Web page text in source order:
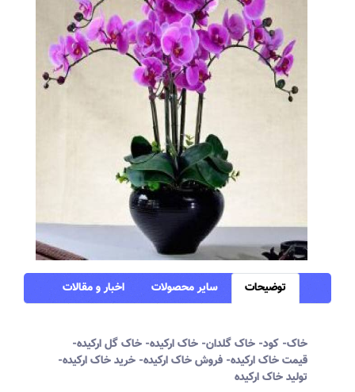
توضیحات سایر محصولات اخبار و مقالات
خاک- کود- خاک گلدان- خاک ارکیده- خاک گل ارکیده-
قیمت خاک ارکیده- فروش خاک ارکیده- خرید خاک ارکیده-
تولید خاک ارکیده